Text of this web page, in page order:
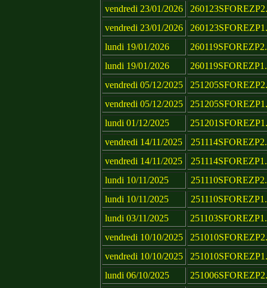
vendredi 23/01/2026
vendredi 23/01/2026
lundi 19/01/2026
lundi 19/01/2026
vendredi 05/12/2025
vendredi 05/12/2025
lundi 01/12/2025
vendredi 14/11/2025
vendredi 14/11/2025
lundi 10/11/2025
lundi 10/11/2025
lundi 03/11/2025
vendredi 10/10/2025
vendredi 10/10/2025
lundi 06/10/2025